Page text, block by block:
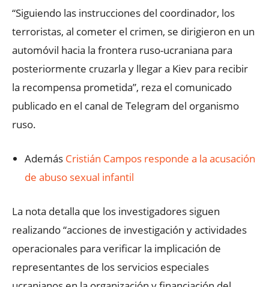
“Siguiendo las instrucciones del coordinador, los
terroristas, al cometer el crimen, se dirigieron en un
automóvil hacia la frontera ruso-ucraniana para
posteriormente cruzarla y llegar a Kiev para recibir
la recompensa prometida”, reza el comunicado
publicado en el canal de Telegram del organismo
ruso.
Además Cristián Campos responde a la acusación
de abuso sexual infantil
La nota detalla que los investigadores siguen
realizando “acciones de investigación y actividades
operacionales para verificar la implicación de
representantes de los servicios especiales